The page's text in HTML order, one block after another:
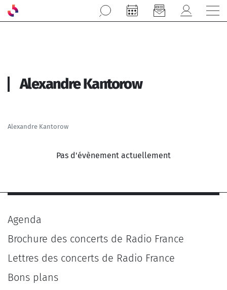
Aller au contenu principal
Alexandre Kantorow
Alexandre Kantorow
Pas d'évènement actuellement
Agenda
Brochure des concerts de Radio France
Lettres des concerts de Radio France
Bons plans